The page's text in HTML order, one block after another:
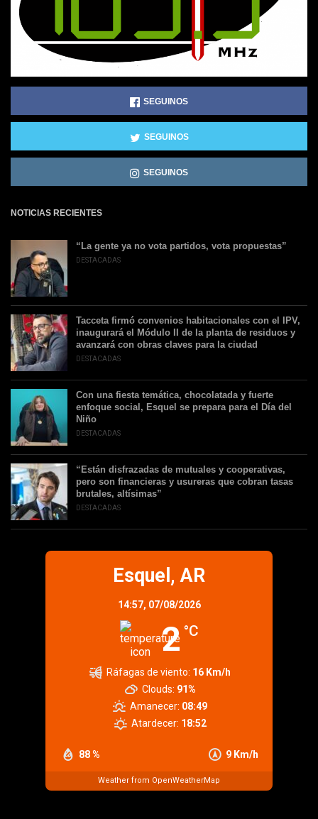
SEGUINOS
SEGUINOS
SEGUINOS
NOTICIAS RECIENTES
“La gente ya no vota partidos, vota propuestas”
DESTACADAS
Tacceta firmó convenios habitacionales con el IPV,
inaugurará el Módulo II de la planta de residuos y
avanzará con obras claves para la ciudad
DESTACADAS
Con una fiesta temática, chocolatada y fuerte
enfoque social, Esquel se prepara para el Día del
Niño
DESTACADAS
“Están disfrazadas de mutuales y cooperativas,
pero son financieras y usureras que cobran tasas
brutales, altísimas”
DESTACADAS
Esquel, AR
14:57, 07/08/2026
2 °C
88 % 9 Km/h
Ráfagas de viento: 16 Km/h
Clouds: 91%
Amanecer: 08:49
Atardecer: 18:52
Weather from OpenWeatherMap